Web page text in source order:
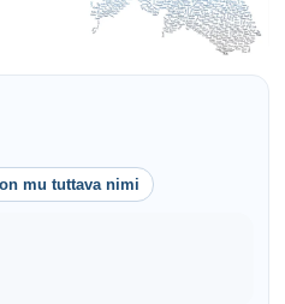
mu tuttava nimi